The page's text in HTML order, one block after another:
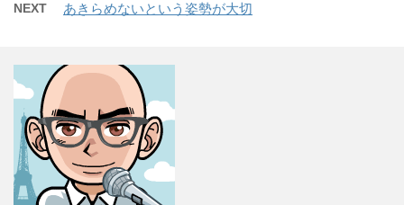
NEXT あきらめないという姿勢が大切